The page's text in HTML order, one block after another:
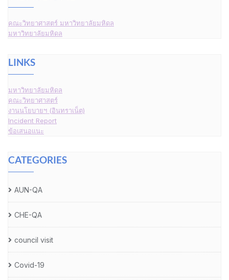
คณะวิทยาศาสตร์ มหาวิทยาลัยมหิดล
มหาวิทยาลัยมหิดล
LINKS
มหาวิทยาลัยมหิดล
คณะวิทยาศาสตร์
งานนโยบายฯ (อินทราเน็ต)
Incident Report
ข้อเสนอแนะ
CATEGORIES
AUN-QA
CHE-QA
council visit
Covid-19